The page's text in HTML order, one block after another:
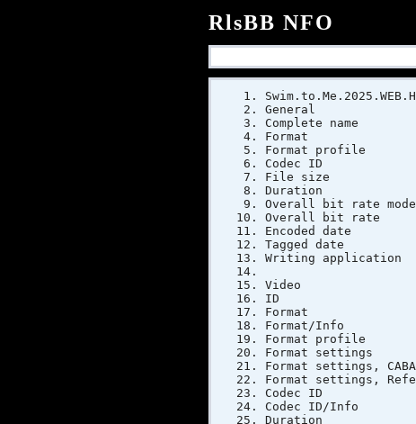
RlsBB NFO
General
Complete name
Format
Format
Codec ID :
File
Overall bit
Overall bit
Encoded
Tagged
Writing
Video
ID
Format/Info
Format
Format
Format
Format settings,
Codec
Codec ID/